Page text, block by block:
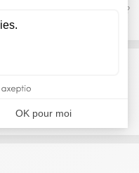
France et de l’Europe ?
les incendiaires ?